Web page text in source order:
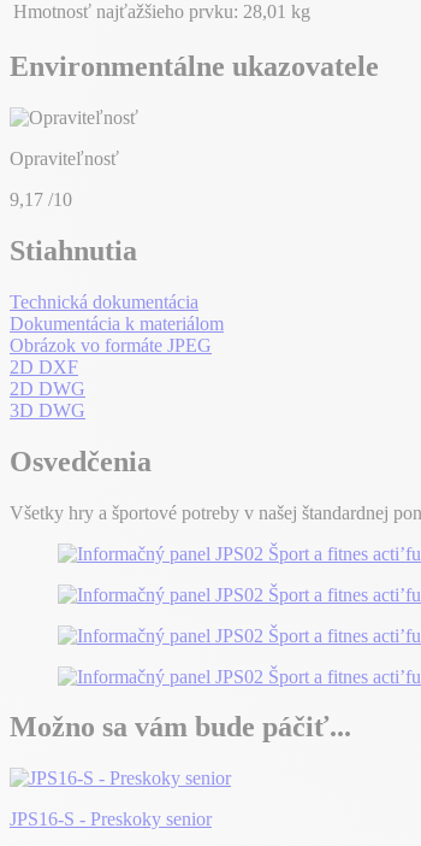
Hmotnosť najťažšieho prvku: 28,01 kg
Environmentálne ukazovatele
Opraviteľnosť
9,17 /10
Stiahnutia
Technická dokumentácia
Dokumentácia k materiálom
Obrázok vo formáte JPEG
2D DXF
2D DWG
3D DWG
Osvedčenia
Všetky hry a športové potreby v našej štandardnej
Možno sa vám bude páčiť...
JPS16-S - Preskoky senior